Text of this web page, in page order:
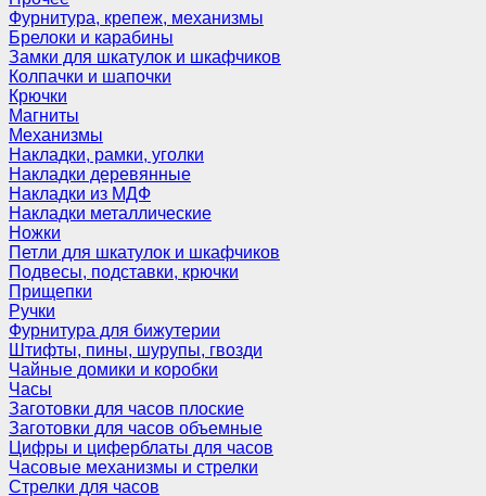
Фурнитура, крепеж, механизмы
Брелоки и карабины
Замки для шкатулок и шкафчиков
Колпачки и шапочки
Крючки
Магниты
Механизмы
Накладки, рамки, уголки
Накладки деревянные
Накладки из МДФ
Накладки металлические
Ножки
Петли для шкатулок и шкафчиков
Подвесы, подставки, крючки
Прищепки
Ручки
Фурнитура для бижутерии
Штифты, пины, шурупы, гвозди
Чайные домики и коробки
Часы
Заготовки для часов плоские
Заготовки для часов объемные
Цифры и циферблаты для часов
Часовые механизмы и стрелки
Стрелки для часов